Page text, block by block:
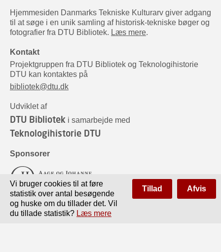
Hjemmesiden Danmarks Tekniske Kulturarv giver adgang
til at søge i en unik samling af historisk-tekniske bøger og
fotografier fra DTU Bibliotek. Læs mere.
Kontakt
Projektgruppen fra DTU Bibliotek og Teknologihistorie
DTU kan kontaktes på
bibliotek@dtu.dk
Udviklet af
DTU Bibliotek i samarbejde med
Teknologihistorie DTU
Sponsorer
Vi bruger cookies til at føre
statistik over antal besøgende
og huske om du tillader det. Vil
du tillade statistik? Læs mere
Tillad Afvis